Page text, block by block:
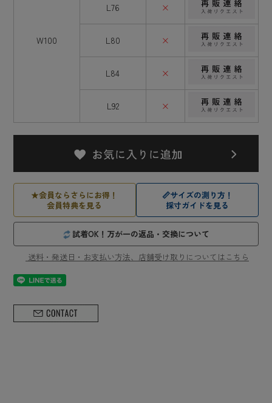
W100
L76 ×
L80 ×
L84 ×
L92 ×
★会員ならさらにお得！
会員特典を見る
📏サイズの測り方！
採寸ガイドを見る
試着OK！万が一の返品・交換について
送料・発送日・お支払い方法、店舗受け取りについてはこちら